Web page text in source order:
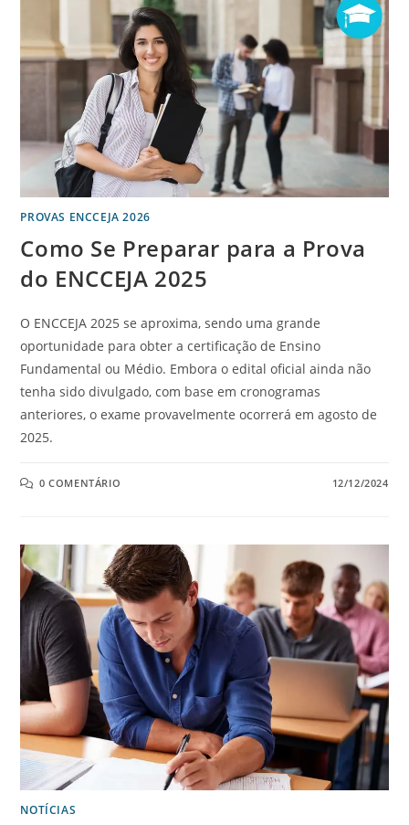
PROVAS ENCCEJA 2026
Como Se Preparar para a Prova
do ENCCEJA 2025
O ENCCEJA 2025 se aproxima, sendo uma grande
oportunidade para obter a certificação de Ensino
Fundamental ou Médio. Embora o edital oficial ainda não
tenha sido divulgado, com base em cronogramas
anteriores, o exame provavelmente ocorrerá em agosto de
2025.
0 COMENTÁRIO 12/12/2024
NOTÍCIAS